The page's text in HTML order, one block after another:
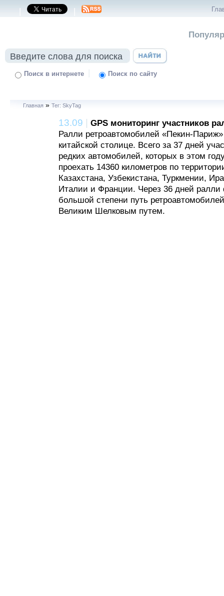
| |
Поиск в интернете | Поиск по сайту
Главная » Тег: SkyTag
13.09
GPS мониторинг участников
Ралли ретроавтомобилей «Пекин-
китайской столице. Всего за 37 дней
редких автомобилей, которых в этом
проехать 14360 километров по
Казахстана, Узбекистана, Туркмении,
Италии и Франции. Через 36 дней
большой степени путь
Великим Шелковым путем.